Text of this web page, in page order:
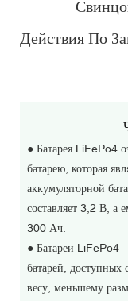
Действия По
● Батарея LiFePo4
батарею, которая
аккумуляторной
составляет 3,2 В, а
300 Ач.
● Батареи LiFePo4
батарей, доступных
весу, меньшему